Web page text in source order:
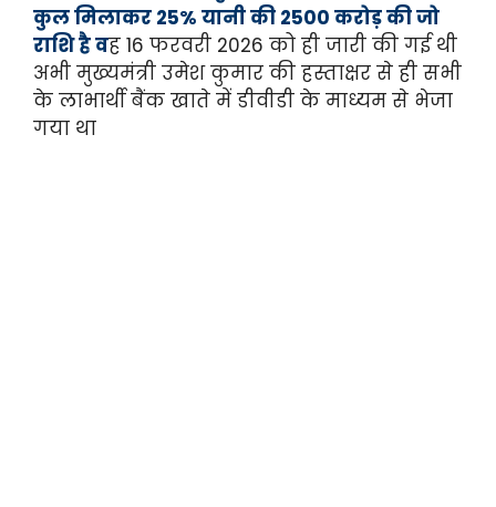
कुल मिलाकर 25% यानी की 2500 करोड़ की जो
राशि है वह 16 फरवरी 2026 को ही जारी की गई थी
अभी मुख्यमंत्री उमेश कुमार की हस्ताक्षर से ही सभी
के लाभार्थी बैंक खाते में डीवीडी के माध्यम से भेजा
गया था